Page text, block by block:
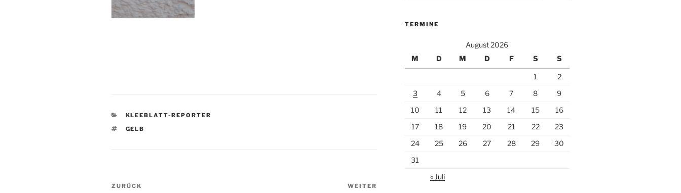
KATEGORIEN
KLEEBLATT-REPORTER
SCHLAGWÖRTER
GELB
Beitragsnavigation
Vorheriger
ZURÜCK WEITER
TERMINE
August 2026
M
D M D F S S
1
2
3
4 5 6 7 8
9
10
11 12 13 14 15
16
17
18 19 20 21 22
23
24
25 26 27 28 29
30
31
« Juli